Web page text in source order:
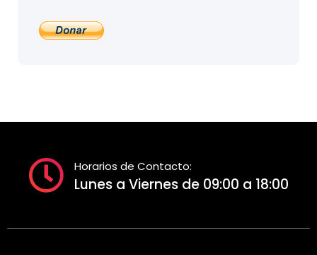
Horarios de Contacto:
Lunes a Viernes de 09:00 a 18:00